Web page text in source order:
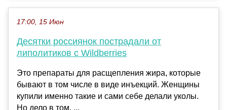
17:00, 15 Июн
Десятки россиянок пострадали от
липолитиков с Wildberries
Это препараты для расщепления жира, которые
бывают в том числе в виде инъекций. Женщины
купили именно такие и сами себе делали уколы.
Но дело в том, ...